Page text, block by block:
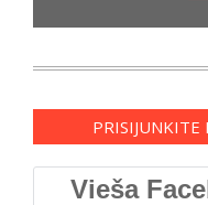
PRISIJUNKITE
Vieša